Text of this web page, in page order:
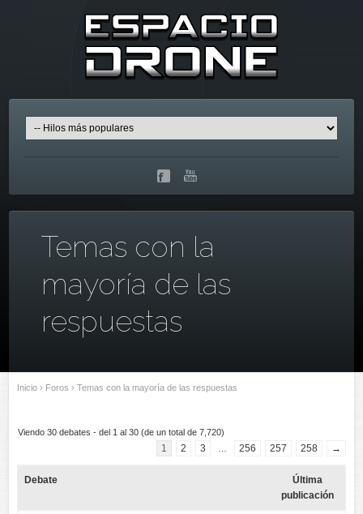
Temas con la
mayoría de las
respuestas
Inicio › Foros › Temas con la mayoría de las respuestas
Viendo 30 debates - del 1 al 30 (de un total de 7,720)
1 2 3 256 257 258 →
Debate
Última
publicación